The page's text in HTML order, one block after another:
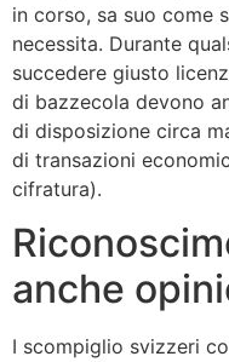
in corso, sa suo come
necessita. Durante
succedere giusto
di bazzecola devono
di disposizione circa
di transazioni
cifratura).
anche
I scompiglio svizzeri